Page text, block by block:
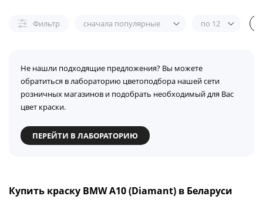
Фильтр сначала популярные по 12
Не нашли подходящие предложения? Вы можете
обратиться в лабораторию цветоподбора нашей сети
розничных магазинов и подобрать необходимый для Вас
цвет краски.
ПЕРЕЙТИ В ЛАБОРАТОРИЮ
Купить краску BMW A10 (Diamant) в Беларуси